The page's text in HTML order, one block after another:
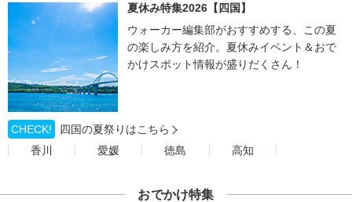
夏休み特集2026【四国】
ウォーカー編集部がおすすめする、この夏
の楽しみ方を紹介。夏休みイベント＆おで
かけスポット情報が盛りだくさん！
CHECK!
四国の夏祭りはこちら
香川
愛媛 徳島 高知
おでかけ特集